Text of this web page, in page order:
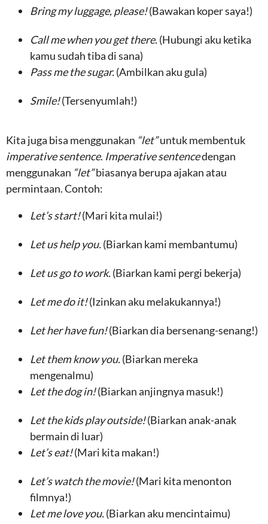
Bring my luggage, please!(Bawakan koper saya!)
Call me when you get there.(Hubungi aku ketika
kamu sudah tiba di sana)
Pass me the sugar.(Ambilkan aku gula)
Smile!(Tersenyumlah!)
Kita juga bisa menggunakan “let”untuk membentuk
imperative sentence. Imperative sentencedengan
menggunakan “let”biasanya berupa ajakan atau
permintaan. Contoh:
Let’s start!(Mari kita mulai!)
Let us help you.(Biarkan kami membantumu)
Let us go to work.(Biarkan kami pergi bekerja)
Let me do it!(Izinkan aku melakukannya!)
Let her have fun!(Biarkan dia bersenang-senang!)
Let them know you.(Biarkan mereka
mengenalmu)
Let the dog in!(Biarkan anjingnya masuk!)
Let the kids play outside!(Biarkan anak-anak
bermain di luar)
Let’s eat!(Mari kita makan!)
Let’s watch the movie!(Mari kita menonton
filmnya!)
Let me love you.(Biarkan aku mencintaimu)